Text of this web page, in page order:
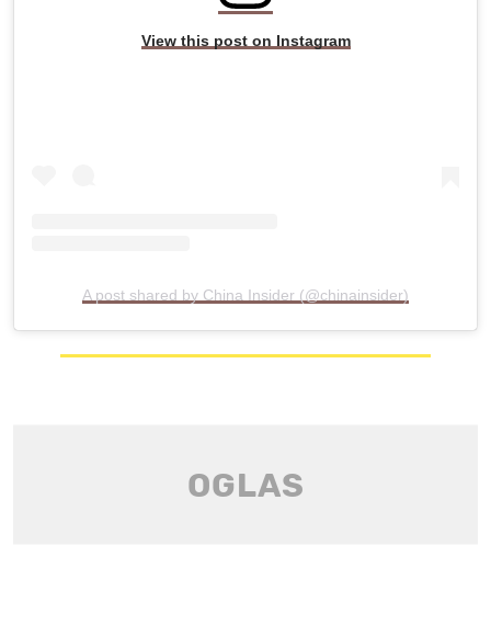
View this post on Instagram
A post shared by China Insider (@chinainsider)